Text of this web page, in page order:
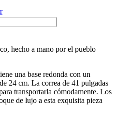
hecho a mano por el pueblo
una base redonda con un
24 cm. La correa de 41 pulgadas
transportarla cómodamente. Los
de lujo a esta exquisita pieza